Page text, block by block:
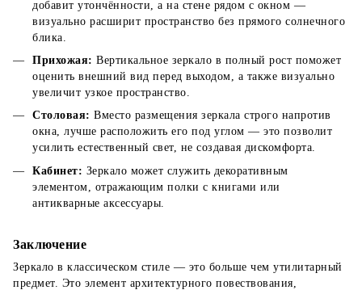
добавит утончённости, а на стене рядом с окном —
визуально расширит пространство без прямого солнечного
блика.
Прихожая: Вертикальное зеркало в полный рост поможет
оценить внешний вид перед выходом, а также визуально
увеличит узкое пространство.
Столовая: Вместо размещения зеркала строго напротив
окна, лучше расположить его под углом — это позволит
усилить естественный свет, не создавая дискомфорта.
Кабинет: Зеркало может служить декоративным
элементом, отражающим полки с книгами или
антикварные аксессуары.
Заключение
Зеркало в классическом стиле — это больше чем утилитарный
предмет. Это элемент архитектурного повествования,